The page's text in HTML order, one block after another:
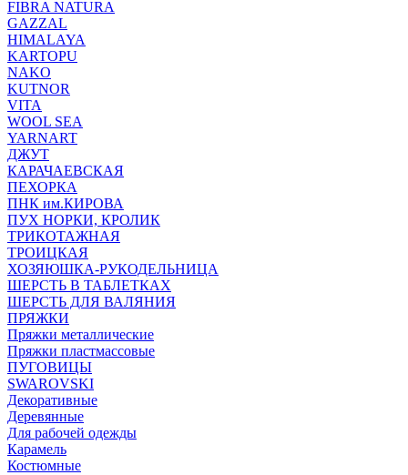
FIBRA NATURA
GAZZAL
HIMALAYA
KARTOPU
NAKO
KUTNOR
VITA
WOOL SEA
YARNART
ДЖУТ
КАРАЧАЕВСКАЯ
ПЕХОРКА
ПНК им.КИРОВА
ПУХ НОРКИ, КРОЛИК
ТРИКОТАЖНАЯ
ТРОИЦКАЯ
ХОЗЯЮШКА-РУКОДЕЛЬНИЦА
ШЕРСТЬ В ТАБЛЕТКАХ
ШЕРСТЬ ДЛЯ ВАЛЯНИЯ
ПРЯЖКИ
Пряжки металлические
Пряжки пластмассовые
ПУГОВИЦЫ
SWAROVSKI
Декоративные
Деревянные
Для рабочей одежды
Карамель
Костюмные